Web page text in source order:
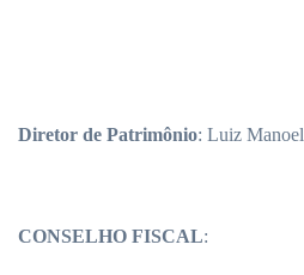
Diretor de Patrimônio: Luiz
CONSELHO FISCAL: